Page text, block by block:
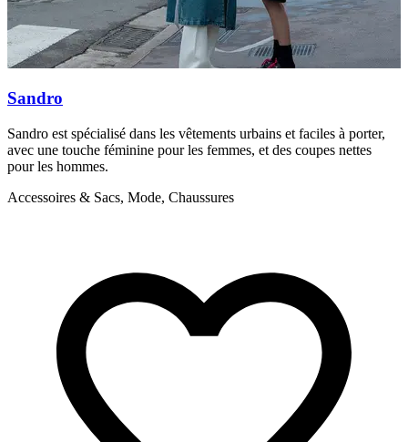
Sandro
Sandro est spécialisé dans les vêtements urbains et faciles à porter,
avec une touche féminine pour les femmes, et des coupes nettes
pour les hommes.
Accessoires & Sacs, Mode, Chaussures